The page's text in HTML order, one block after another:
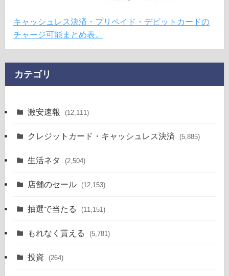
キャッシュレス決済・プリペイド・デビットカードの
チャージ可能まとめ表。
カテゴリ
激安速報 (12,111)
クレジットカード・キャッシュレス決済 (5,885)
生活ネタ (2,504)
店舗のセール (12,153)
抽選で当たる (11,151)
もれなく貰える (5,781)
投資 (264)